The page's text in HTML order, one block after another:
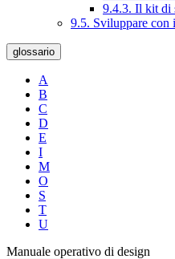
9.4.3. Il kit di
9.5. Sviluppare con
glossario
A
B
C
D
E
I
M
O
S
T
U
Manuale operativo di design